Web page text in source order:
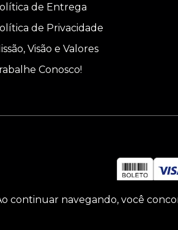
de Entrega
de Privacidade
Visão e Valores
Conosco!
continuar navegando, você